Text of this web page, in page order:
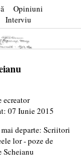
Opiniuni
Interviu
ecreator
07 Iunie 2015
departe: Scriitori
lor - poze de
Scheianu